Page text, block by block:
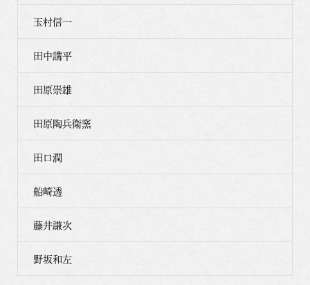
玉村信一
田中講平
田原崇雄
田原陶兵衛窯
田口潤
船崎透
藤井謙次
野坂和左